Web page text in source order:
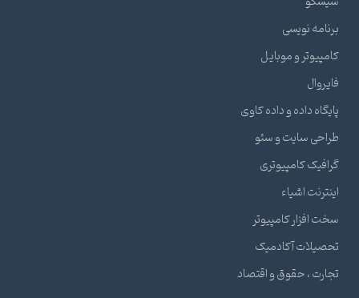
برنامه نویسی
کامپیوتر و موبایل
فایروال
پایگاه داده و داده کاوی
طراحی سایت و سئو
گرافیک کامپیوتری
اینترنت اشیاء
سخت افزار کامپیوتر
تحصیلات آکادمیک
تجارت ، حقوق و اقتصاد